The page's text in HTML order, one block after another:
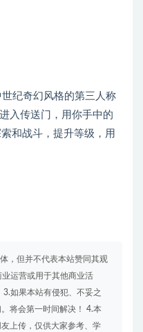
纪奇幻风格的第三人称
入传送门，用你手中的
和战斗，提升等级，用
，但并不代表本站赞同其观
运营或用于其他商业活
如果本站有侵犯、不妥之
将会第一时间解决！ 4.本
上传，仅供大家参考、学